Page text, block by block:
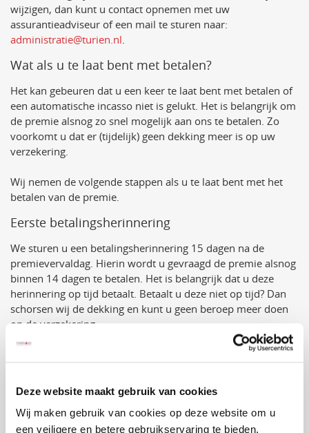
Deze website maakt gebruik van cookies
Wij maken gebruik van cookies op deze website om u
een veiligere en betere gebruikservaring te bieden.
wijzigen, dan kunt u contact opnemen met uw
assurantieadviseur of een mail te sturen naar:
administratie@turien.nl.
Wat als u te laat bent met betalen?
Het kan gebeuren dat u een keer te laat bent met betalen of
een automatische incasso niet is gelukt. Het is belangrijk om
de premie alsnog zo snel mogelijk aan ons te betalen. Zo
voorkomt u dat er (tijdelijk) geen dekking meer is op uw
verzekering.
Wij nemen de volgende stappen als u te laat bent met het
betalen van de premie.
Eerste betalingsherinnering
We sturen u een betalingsherinnering 15 dagen na de
premievervaldag. Hierin wordt u gevraagd de premie alsnog
binnen 14 dagen te betalen. Het is belangrijk dat u deze
herinnering op tijd betaalt. Betaalt u deze niet op tijd? Dan
schorsen wij de dekking en kunt u geen beroep meer doen
op de verzekering.
Aanmaning (tweede betalingsherinnering) - De
dekking is geschorst
Als u de premie na het ontvangen van de eerste
overgemaakt, kunt u geen beroep meer doen op de